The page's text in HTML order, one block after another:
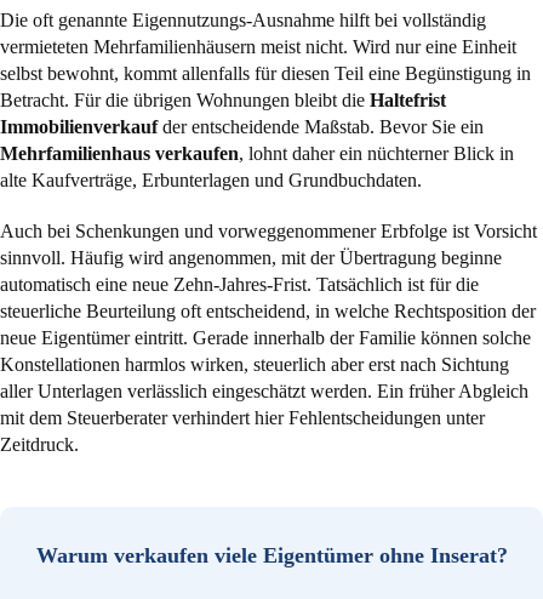
Die oft genannte Eigennutzungs-Ausnahme hilft bei vollständig
vermieteten Mehrfamilienhäusern meist nicht. Wird nur eine Einheit
selbst bewohnt, kommt allenfalls für diesen Teil eine Begünstigung in
Betracht. Für die übrigen Wohnungen bleibt die Haltefrist
Immobilienverkaufder entscheidende Maßstab. Bevor Sie ein
Mehrfamilienhaus verkaufen, lohnt daher ein nüchterner Blick in
alte Kaufverträge, Erbunterlagen und Grundbuchdaten.
Auch bei Schenkungen und vorweggenommener Erbfolge ist Vorsicht
sinnvoll. Häufig wird angenommen, mit der Übertragung beginne
automatisch eine neue Zehn-Jahres-Frist. Tatsächlich ist für die
steuerliche Beurteilung oft entscheidend, in welche Rechtsposition der
neue Eigentümer eintritt. Gerade innerhalb der Familie können solche
Konstellationen harmlos wirken, steuerlich aber erst nach Sichtung
aller Unterlagen verlässlich eingeschätzt werden. Ein früher Abgleich
mit dem Steuerberater verhindert hier Fehlentscheidungen unter
Zeitdruck.
Warum verkaufen viele Eigentümer ohne Inserat?